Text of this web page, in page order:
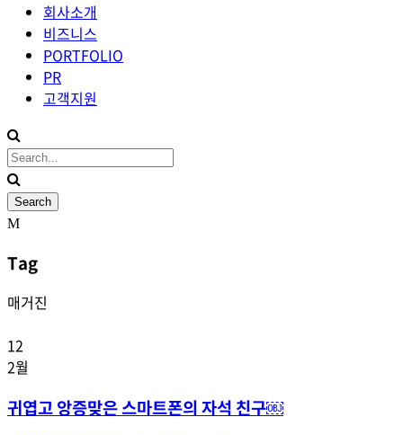
회사소개
비즈니스
PORTFOLIO
PR
고객지원
Tag
매거진
12
2월
귀엽고 앙증맞은 스마트폰의 자석 친구￼